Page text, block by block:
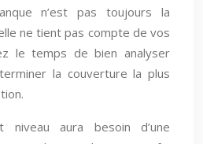
n’est pas toujours la
ne tient pas compte de vos
le temps de bien analyser
la couverture la plus
aura besoin d’une